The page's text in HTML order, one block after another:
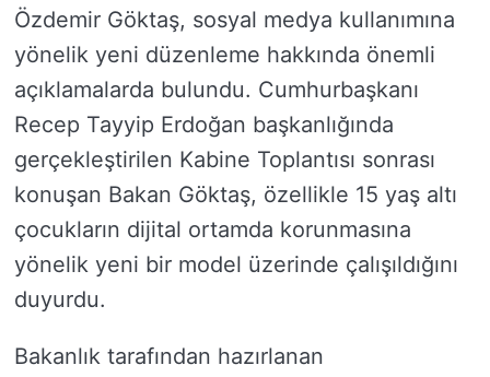
Özdemir Göktaş, sosyal medya kullanımına
yönelik yeni düzenleme hakkında önemli
açıklamalarda bulundu. Cumhurbaşkanı
Recep Tayyip Erdoğan başkanlığında
gerçekleştirilen Kabine Toplantısı sonrası
konuşan Bakan Göktaş, özellikle 15 yaş altı
çocukların dijital ortamda korunmasına
yönelik yeni bir model üzerinde çalışıldığını
duyurdu.
Bakanlık tarafından hazırlanan